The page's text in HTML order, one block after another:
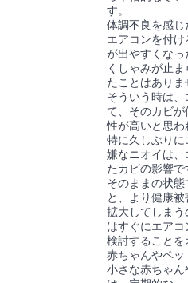
す。
体調不良を感
エアコンを付
が出やすくなっ
くしゃみが止
たことはありま
そういう時は
て、そのカビ
性が高いと思わ
特に久しぶりに
嫌なニオイは、
たカビの影響で
そのままの状
と、より健康被
拡大してしま
はすぐにエア
検討することを
赤ちゃんやペッ
小さな赤ちゃ